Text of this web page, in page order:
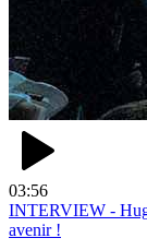
03:56
INTERVIEW -
avenir !